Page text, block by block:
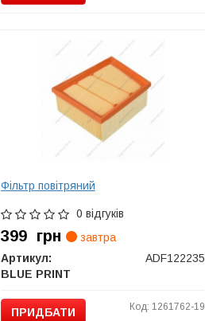
Фільтр повітряний
0 відгуків
399 грн
завтра
Артикул:
ADF122235
BLUE PRINT
ПРИДБАТИ Код: 1261762-19